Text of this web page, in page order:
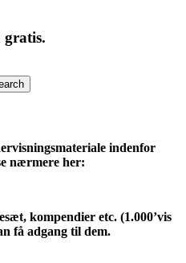
gratis.
indenfor
nærmere her:
kompendier etc. (1.000’vis
få adgang til dem.